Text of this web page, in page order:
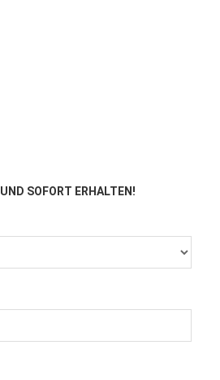
UND SOFORT ERHALTEN!